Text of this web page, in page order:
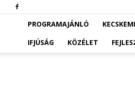
PROGRAMAJÁNLÓ
IFJÚSÁG
KÖZÉLET